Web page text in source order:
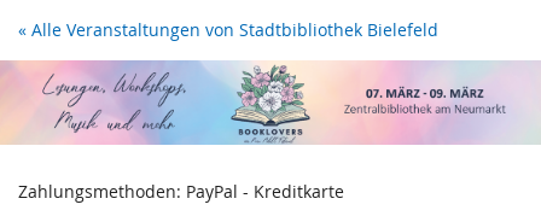
Zum
Inhalt
springen
« Alle Veranstaltungen von Stadtbibliothek Bielefeld
Zahlungsmethoden: PayPal - Kreditkarte